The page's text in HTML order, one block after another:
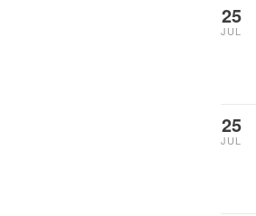
25
JUL
25
JUL